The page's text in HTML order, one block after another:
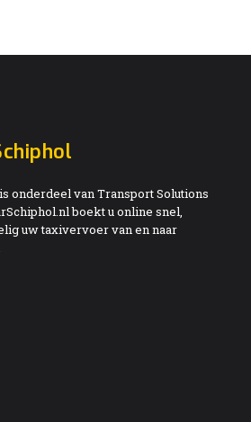
onderdeel van Transport Solutions
boekt u online snel,
uw taxivervoer van en naar